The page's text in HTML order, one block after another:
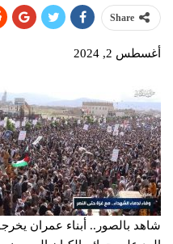
Share
أغسطس 2, 2024